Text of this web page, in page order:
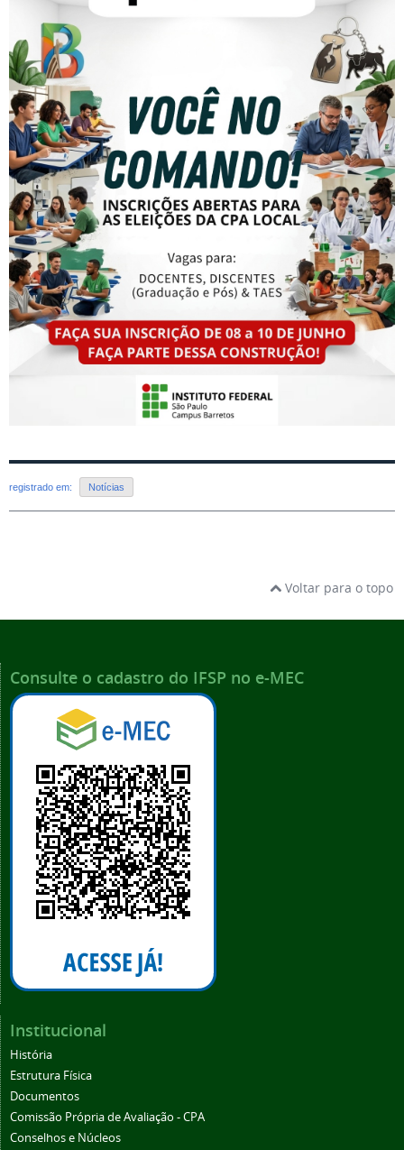
registrado em: Notícias
Voltar para o topo
Consulte o cadastro do IFSP no e-MEC
Institucional
História
Estrutura Física
Documentos
Comissão Própria de Avaliação - CPA
Conselhos e Núcleos